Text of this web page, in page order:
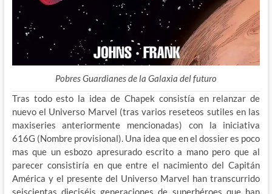
Pobres Guardianes de la Galaxia del futuro
Tras todo esto la idea de Chapek consistía en relanzar de
nuevo el Universo Marvel (tras varios reseteos sutiles en las
maxiseries anteriormente mencionadas) con la iniciativa
616G (Nombre provisional). Una idea que en el dossier es poco
mas que un esbozo apresurado escrito a mano pero que al
parecer consistiría en que entre el nacimiento del Capitán
América y el presente del Universo Marvel han transcurrido
seiscientas dieciséis generaciones de superhéroes que han